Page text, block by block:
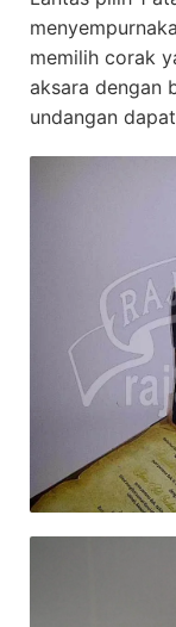
memilih corak
aksara dengan
undangan